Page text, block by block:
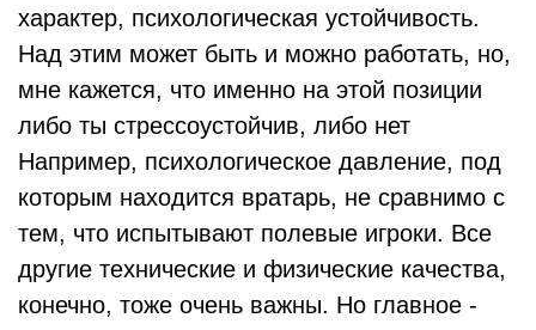
характер, психологическая устойчивость.
Над этим может быть и можно работать, но,
мне кажется, что именно на этой позиции
либо ты стрессоустойчив, либо нет
Например, психологическое давление, под
которым находится вратарь, не сравнимо с
тем, что испытывают полевые игроки. Все
другие технические и физические качества,
конечно, тоже очень важны. Но главное -